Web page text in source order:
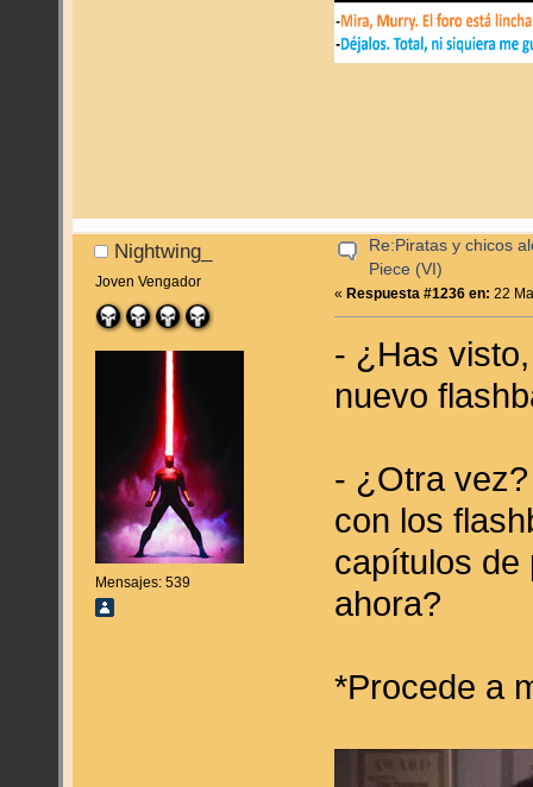
Nightwing_
Joven Vengador
Mensajes: 539
Re:Piratas y chicos
Piece (VI)
« Respuesta #1236 en: 22
- ¿Has
nuevo
- ¿Otra
con los
capítulos de
ahora?
*Procede a